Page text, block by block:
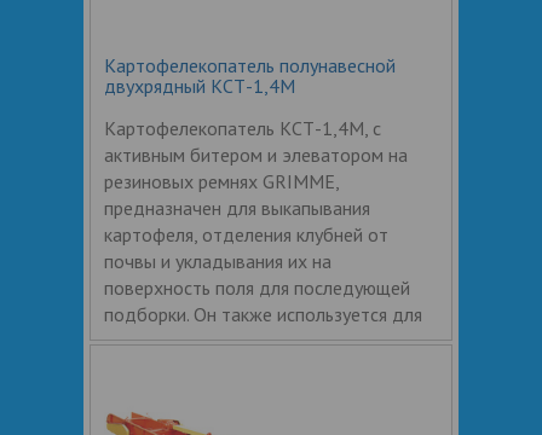
Картофелекопатель полунавесной
двухрядный КСТ-1,4М
Картофелекопатель КСТ-1,4М, с
активным битером и элеватором на
резиновых ремнях GRIMME,
предназначен для выкапывания
картофеля, отделения клубней от
почвы и укладывания их на
поверхность поля для последующей
подборки. Он также используется для